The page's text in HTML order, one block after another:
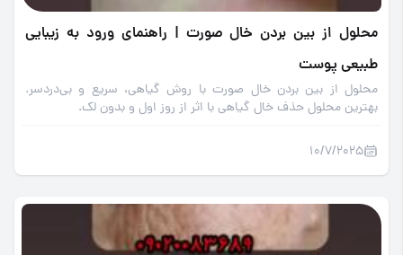
محلول از بین بردن خال صورت | راهنمای ورود به زیبایی
طبیعی پوست
محلول از بین بردن خال صورت با روش گیاهی، سریع و بی‌دردسر.
بهترین محلول حذف خال گیاهی با اثر از روز اول و بدون لک.
10/7/2025